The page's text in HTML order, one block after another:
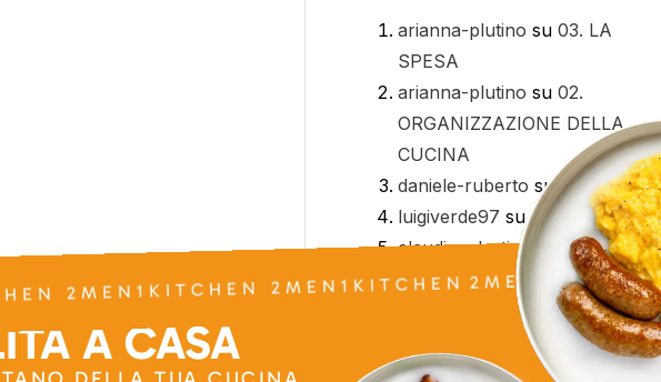
arianna-plutino su 03. LA
SPESA
arianna-plutino su 02.
ORGANIZZAZIONE DELLA
CUCINA
daniele-ruberto su01. INTRO
luigiverde97 suMeal Prep
claudiocelestinisu Meal Prep
2MEN1KITCHEN 2MEN1KITCHEN
A CASA